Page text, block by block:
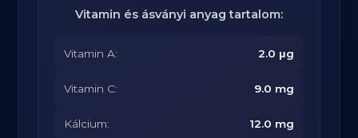
Vitamin és ásványi anyag tartalom:
Vitamin A: 2.0 μg
Vitamin C: 9.0 mg
Kálcium: 12.0 mg